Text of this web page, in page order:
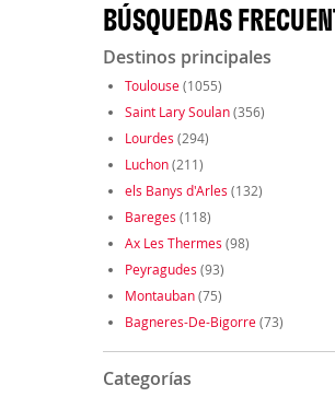
BÚSQUEDAS
Destinos principales
Toulouse(1055)
Saint Lary Soulan(356)
Lourdes (294)
Luchon(211)
els Banys d'Arles (132)
Bareges (118)
Ax Les Thermes (98)
Peyragudes (93)
Montauban(75)
Bagneres-De-Bigorre(73)
Categorías